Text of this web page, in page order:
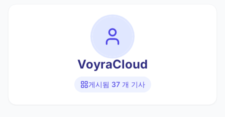
VoyraCloud
게시됨 37 개 기사